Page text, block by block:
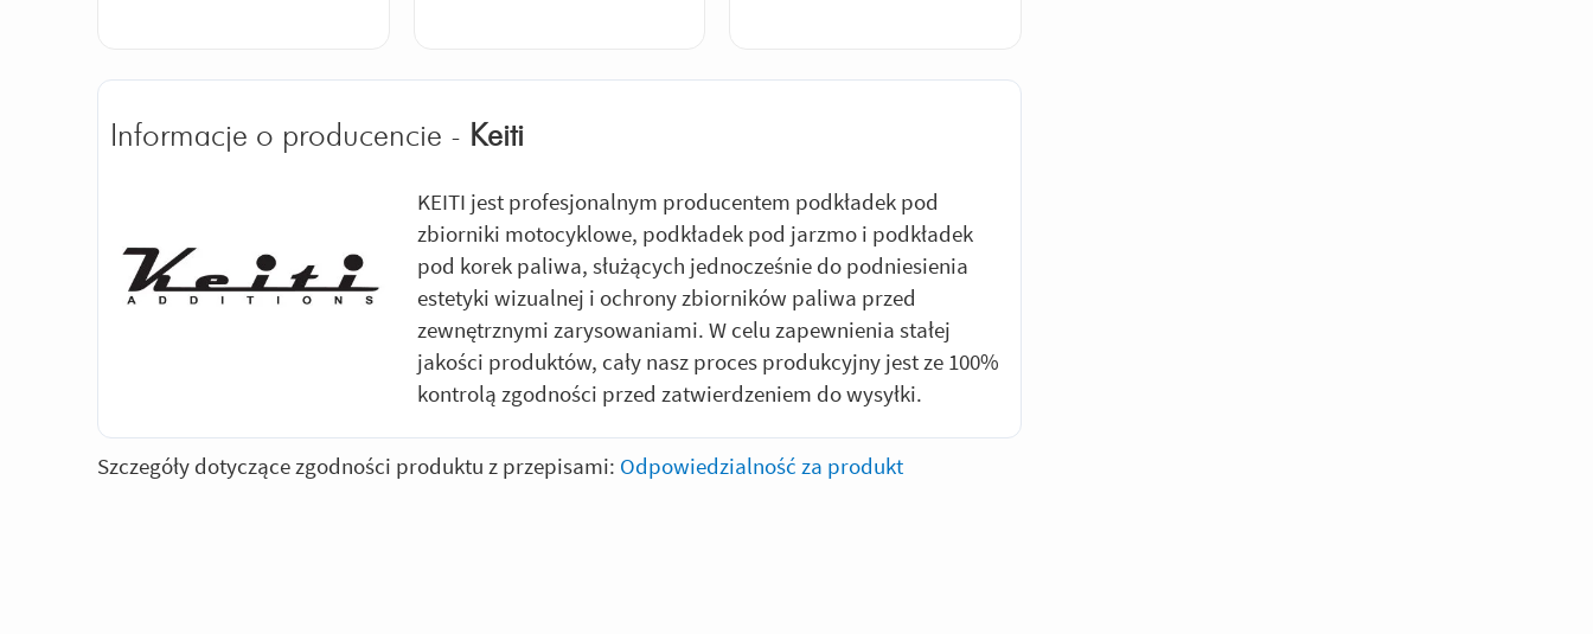
Informacje o producencie - Keiti
KEITI jest profesjonalnym producentem podkładek pod
zbiorniki motocyklowe, podkładek pod jarzmo i podkładek
pod korek paliwa, służących jednocześnie do podniesienia
estetyki wizualnej i ochrony zbiorników paliwa przed
zewnętrznymi zarysowaniami. W celu zapewnienia stałej
jakości produktów, cały nasz proces produkcyjny jest ze 100%
kontrolą zgodności przed zatwierdzeniem do wysyłki.
Szczegóły dotyczące zgodności produktu z przepisami: Odpowiedzialność za produkt